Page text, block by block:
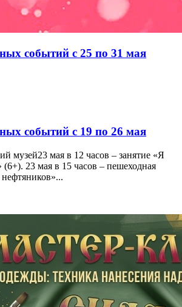
событий с 25 по 31 мая
событий с 19 по 26 мая
музей23 мая в 12 часов – занятие «Я
23 мая в 15 часов – пешеходная